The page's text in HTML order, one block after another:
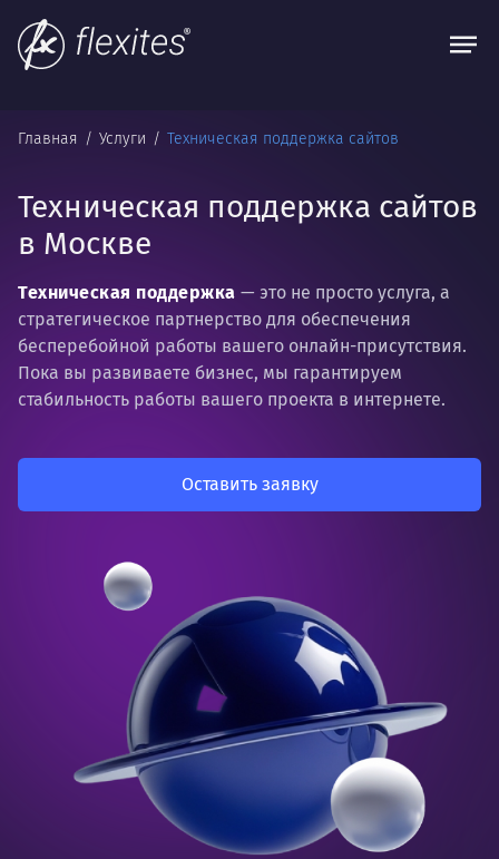
Главная Услуги Техническая поддержка сайтов
Техническая поддержка сайтов
в Москве
Техническая поддержка — это не просто услуга, а
стратегическое партнерство для обеспечения
бесперебойной работы вашего онлайн-присутствия.
Пока вы развиваете бизнес, мы гарантируем
стабильность работы вашего проекта в интернете.
Оставить заявку